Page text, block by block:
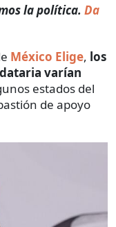
la política. Da
México Elige, los
varían
estados del
de apoyo